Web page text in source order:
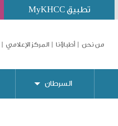
تطبيق MyKHCC
من نحن أطباؤنا المركز الإعلامي
السرطان